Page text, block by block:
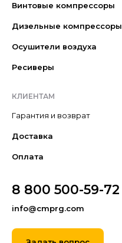
Винтовые компрессоры
Дизельные компрессоры
Осушители воздуха
Ресиверы
КЛИЕНТАМ
Гарантия и возврат
Доставка
Оплата
8 800 500-59-72
info@cmprg.com